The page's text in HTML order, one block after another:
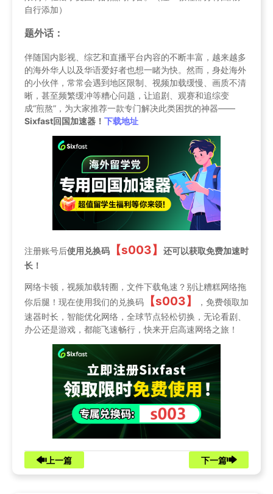
自行添加）
题外话：
伴随国内影视、综艺和直播平台内容的不断丰富，越来越多
的海外华人以及华语爱好者也想一睹为快。然而，身处海外
的小伙伴，常常会遇到地区限制、视频加载缓慢、画质不清
晰，甚至频繁缓冲等糟心问题，让追剧、观赛和追综变
成“煎熬”，为大家推荐一款专门解决此类困扰的神器——
Sixfast回国加速器！ 下载地址
注册账号后使用兑换码 【s003】
还可以获取免费加速时
长！
网络卡顿，视频加载转圈，文件下载龟速？别让糟糕网络拖
你后腿！现在使用我们的兑换码
【s003】
，免费领取加
速器时长，智能优化网络，全球节点轻松切换，无论看剧、
办公还是游戏，都能飞速畅行，快来开启高速网络之旅！
上一篇 下一篇